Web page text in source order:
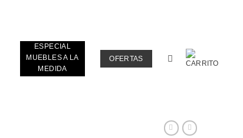
ESPECIAL
MUEBLES A LA
MEDIDA
OFERTAS